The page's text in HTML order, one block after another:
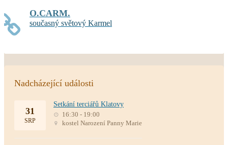
O.CARM.
současný světový Karmel
Nadcházející události
31
SRP
Setkání terciářů Klatovy
16:30 - 19:00
kostel Narození Panny Marie